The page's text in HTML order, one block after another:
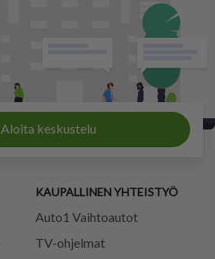
Aloita keskustelu
KAUPALLINEN YHTEISTYÖ
Auto1 Vaihtoautot
TV-ohjelmat